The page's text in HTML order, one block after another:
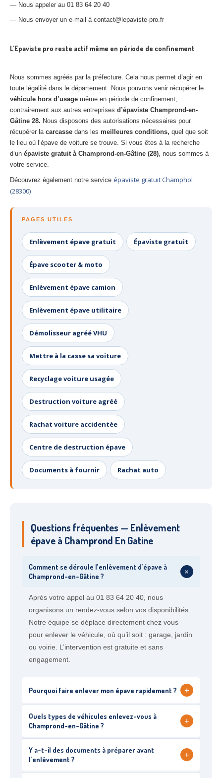
— Nous appeler au 01 83 64 20 40
— Nous envoyer un e-mail à contact@lepaviste-pro.fr
L’Epaviste pro reste actif même en période de confinement
Nous sommes agréés par la préfecture. Cela nous permet d’agir en
toute légalité dans le département. Nous pouvons venir récupérer le
véhicule hors d’usage même en période de confinement,
contrairement aux autres entreprises d’épaviste Champrond-en-
Gâtine 28. Nous disposons des autorisations nécessaires pour
récupérer la carcasse dans les meilleures conditions, quel que soit
le lieu où l’épave de voiture se trouve. Si vous êtes à la recherche
d’un épaviste gratuit à Champrond-en-Gâtine (28), nous sommes à
votre service.
Découvrez également notre service épaviste gratuit Champhol
(28300)
PAGES UTILES
Enlèvement épave gratuit Épaviste gratuit
Épave scooter & moto
Enlèvement épave camion
Enlèvement épave utilitaire
Démolisseur agréé VHU
Mettre à la casse sa voiture
Recyclage voiture usagée
Destruction voiture agréé
Rachat voiture accidentée
Centre de destruction épave
Documents à fournir Rachat auto
Questions fréquentes — Enlèvement
épave à Champrond En Gatine
Comment se déroule l’enlèvement d’épave à
Champrond-en-Gâtine ?
+
Après votre appel au 01 83 64 20 40, nous
organisons un rendez-vous selon vos disponibilités.
Notre équipe se déplace directement chez vous
pour enlever le véhicule, où qu’il soit : garage, jardin
ou voirie. L’intervention est gratuite et sans
engagement.
Pourquoi faire enlever mon épave rapidement ? +
Quels types de véhicules enlevez-vous à
Champrond-en-Gâtine ?
+
Y a-t-il des documents à préparer avant
l’enlèvement ?
+